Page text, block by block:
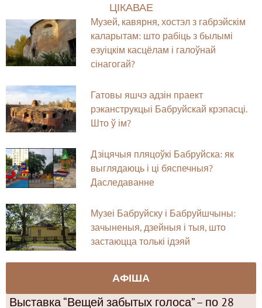
ЦІКАВАЕ
Музей, кавярня, хостэл з габрэйскім
каларытам: што рабіць з былымі
езуіцкім касцёлам і галоўнай
сінагогай?
Гатовы яшчэ адзін праект
рэканструкцыі Бабруйскай крэпасці.
Што ў ім?
Дзіцячыя пляцоўкі Бабруйска: як
выглядаюць і ці бяспечныя?
Даследаванне
Музеі Бабруйску і Бабруйшчыны:
зачыненыя, дзейныя і тыя, што
застаюцца толькі ідэяй
АФІША
Выставка “Вещей забытых голоса” – по 28